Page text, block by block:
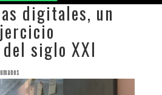
digitales, un
siglo XXI